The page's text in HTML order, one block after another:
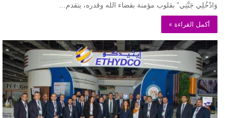
وَادْخُلِي جَنَّتِي” بقلوب مؤمنة بقضاء الله وقدره، يتقدم…
أكمل القراءة »